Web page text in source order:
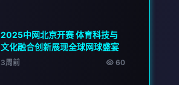
2025中网北京开赛 体育科技与
文化融合创新展现全球网球盛宴
3周前 60